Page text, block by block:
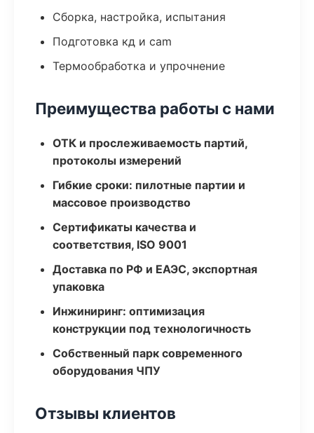
Сборка, настройка, испытания
Подготовка кд и cam
Термообработка и упрочнение
Преимущества работы с нами
ОТК и прослеживаемость партий,
протоколы измерений
Гибкие сроки: пилотные партии и
массовое производство
Сертификаты качества и
соответствия, ISO 9001
Доставка по РФ и ЕАЭС, экспортная
упаковка
Инжиниринг: оптимизация
конструкции под технологичность
Собственный парк современного
оборудования ЧПУ
Отзывы клиентов